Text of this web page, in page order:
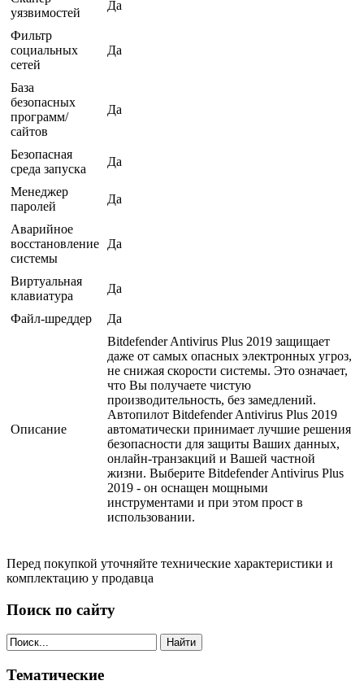
уязвимостей
Да
Фильтр
социальных
сетей
Да
База
безопасных
программ/
сайтов
Да
Безопасная
среда запуска
Да
Менеджер
паролей
Да
Аварийное
восстановление
системы
Да
Виртуальная
клавиатура
Да
Файл-шреддер Да
Описание
Bitdefender Antivirus Plus 2019 защищает
даже от самых опасных электронных угроз,
не снижая скорости системы. Это означает,
что Вы получаете чистую
производительность, без замедлений.
Автопилот Bitdefender Antivirus Plus 2019
автоматически принимает лучшие решения
безопасности для защиты Ваших данных,
онлайн-транзакций и Вашей частной
жизни. Выберите Bitdefender Antivirus Plus
2019 - он оснащен мощными
инструментами и при этом прост в
использовании.
Перед покупкой уточняйте технические характеристики и
комплектацию у продавца
Поиск по сайту
Найти
Тематические